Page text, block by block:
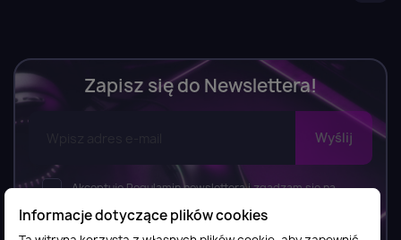
Zapisz się do Newslettera!
Akceptuję Regulamin newslettera i zgadzam się na
wysyłkę newslettera, w tym bezpłatnych materiałów,
informacji o usługach i produktach przez FilesShop Bartosz
Informacje dotyczące plików cookies